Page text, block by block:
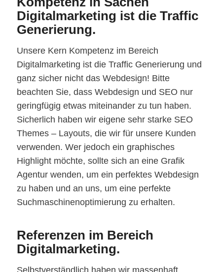
Digitalmarketing ist die Traffic
Generierung.
Unsere Kern Kompetenz im Bereich
Digitalmarketing ist die Traffic Generierung und
ganz sicher nicht das Webdesign! Bitte
beachten Sie, dass Webdesign und SEO nur
geringfügig etwas miteinander zu tun haben.
Sicherlich haben wir eigene sehr starke SEO
Themes – Layouts, die wir für unsere Kunden
verwenden. Wer jedoch ein graphisches
Highlight möchte, sollte sich an eine Grafik
Agentur wenden, um ein perfektes Webdesign
zu haben und an uns, um eine perfekte
Suchmaschinenoptimierung zu erhalten.
Referenzen im Bereich
Digitalmarketing.